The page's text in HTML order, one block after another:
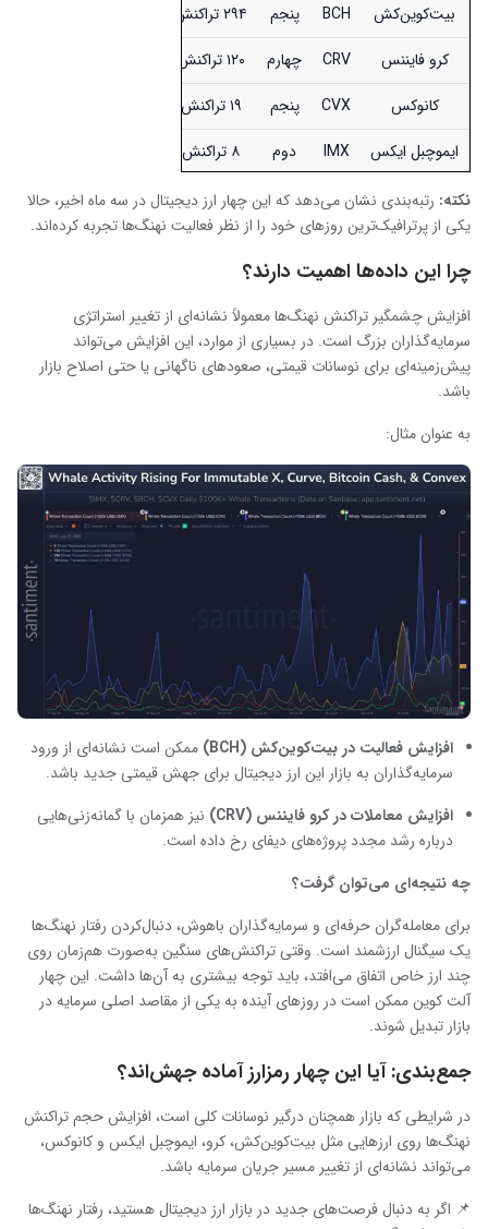
بیت‌کوین‌کش
BCH پنجم
۲۹۴ تراکنش
کرو فایننس
CRV چهارم
۱۲۰ تراکنش
کانوکس
CVX پنجم
۱۹ تراکنش
ایموچبل ایکس
IMX دوم ۸ تراکنش
نکته: رتبه‌بندی نشان می‌دهد که این چهار ارز دیجیتال در سه ماه اخیر، حالا
یکی از پرترافیک‌ترین روزهای خود را از نظر فعالیت نهنگ‌ها تجربه کرده‌اند.
چرا این داده‌ها اهمیت دارند؟
افزایش چشمگیر تراکنش نهنگ‌ها معمولاً نشانه‌ای از تغییر استراتژی
سرمایه‌گذاران بزرگ است. در بسیاری از موارد، این افزایش می‌تواند
پیش‌زمینه‌ای برای نوسانات قیمتی، صعودهای ناگهانی یا حتی اصلاح بازار
باشد.
به عنوان مثال:
افزایش فعالیت در بیت‌کوین‌کش (BCH)
ممکن است نشانه‌ای از ورود
سرمایه‌گذاران به بازار این ارز دیجیتال برای جهش قیمتی جدید باشد.
افزایش معاملات در کرو فایننس (CRV)
نیز همزمان با گمانه‌زنی‌هایی
درباره رشد مجدد پروژه‌های دیفای رخ داده است.
چه نتیجه‌ای می‌توان گرفت؟
برای معامله‌گران حرفه‌ای و سرمایه‌گذاران باهوش، دنبال‌کردن رفتار نهنگ‌ها
یک سیگنال ارزشمند است. وقتی تراکنش‌های سنگین به‌صورت هم‌زمان روی
چند ارز خاص اتفاق می‌افتد، باید توجه بیشتری به آن‌ها داشت. این چهار
آلت‌ کوین ممکن است در روزهای آینده به یکی از مقاصد اصلی سرمایه در
بازار تبدیل شوند.
جمع‌بندی: آیا این چهار رمزارز آماده جهش‌اند؟
در شرایطی که بازار همچنان درگیر نوسانات کلی است، افزایش حجم تراکنش
نهنگ‌ها روی ارزهایی مثل بیت‌کوین‌کش، کرو، ایموچبل ایکس و کانوکس،
می‌تواند نشانه‌ای از تغییر مسیر جریان سرمایه باشد.
📌 اگر به دنبال فرصت‌های جدید در بازار ارز دیجیتال هستید، رفتار نهنگ‌ها